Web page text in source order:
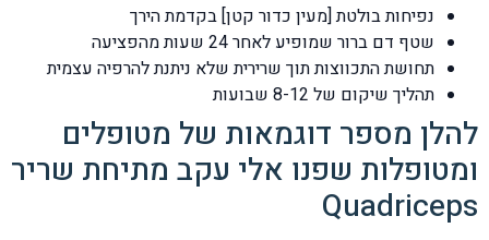
נפיחות בולטת [מעין כדור קטן] בקדמת הירך
שטף דם ברור שמופיע לאחר 24 שעות מהפציעה
תחושת התכווצות תוך שרירית שלא ניתנת להרפיה עצמית
תהליך שיקום של 8-12 שבועות
להלן מספר דוגמאות של מטופלים
ומטופלות שפנו אלי עקב מתיחת שריר
Quadriceps